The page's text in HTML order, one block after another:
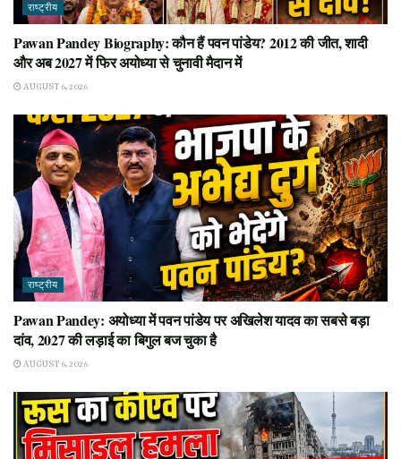
राष्ट्रीय
Pawan Pandey Biography: कौन हैं पवन पांडेय? 2012 की जीत, शादी
और अब 2027 में फिर अयोध्या से चुनावी मैदान में
AUGUST 6, 2026
राष्ट्रीय
Pawan Pandey: अयोध्या में पवन पांडेय पर अखिलेश यादव का सबसे बड़ा
दांव, 2027 की लड़ाई का बिगुल बज चुका है
AUGUST 6, 2026